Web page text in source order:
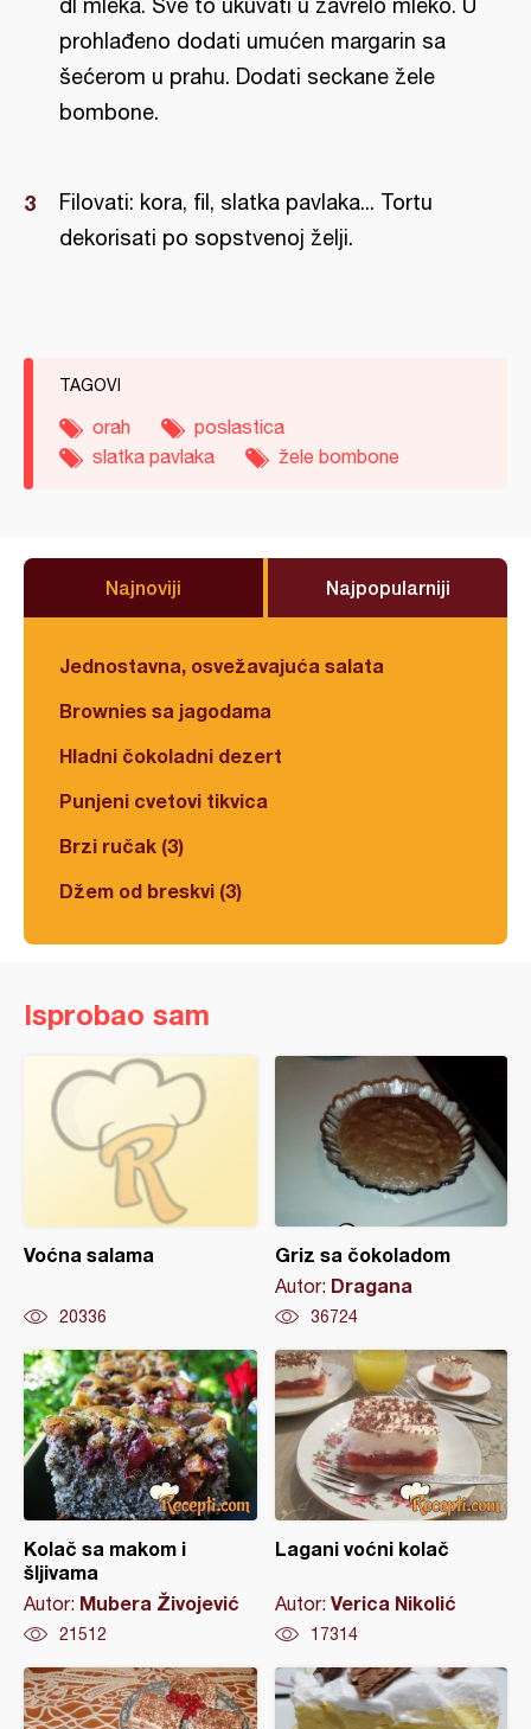
dl mleka. Sve to ukuvati u zavrelo mleko. U
prohlađeno dodati umućen margarin sa
šećerom u prahu. Dodati seckane žele
bombone.
Filovati: kora, fil, slatka pavlaka... Tortu
dekorisati po sopstvenoj želji.
TAGOVI
orah
poslastica
slatka pavlaka
žele bombone
Najnoviji Najpopularniji
Jednostavna, osvežavajuća salata
Brownies sa jagodama
Hladni čokoladni dezert
Punjeni cvetovi tikvica
Brzi ručak (3)
Džem od breskvi (3)
Isprobao sam
Voćna salama
20336
Griz sa čokoladom
Autor: Dragana
36724
Kolač sa makom i
šljivama
Autor: Mubera Živojević
21512
Lagani voćni kolač
Autor: Verica Nikolić
17314